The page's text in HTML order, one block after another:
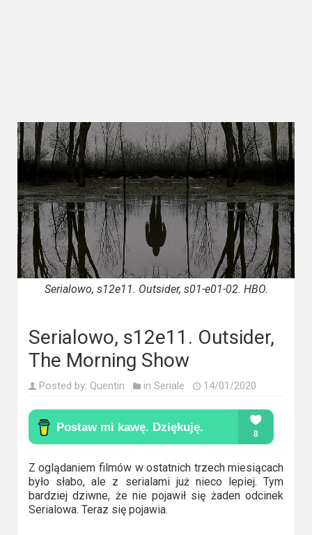
Filmy
dokumentalne
Horrory
Kino
azjatyckie
Kino
europejskie
polskie
Komedie
Korea
Południowa
Filmy
oparte
na
faktach
Serialowo, s12e11. Outsider, s01-e01-02. HBO.
Serialowo, s12e11. Outsider,
The Morning Show
Posted by: Quentin in Seriale 14/01/2020
Z oglądaniem filmów w ostatnich trzech miesiącach
było słabo, ale z serialami już nieco lepiej. Tym
bardziej dziwne, że nie pojawił się żaden odcinek
Serialowa. Teraz się pojawia.